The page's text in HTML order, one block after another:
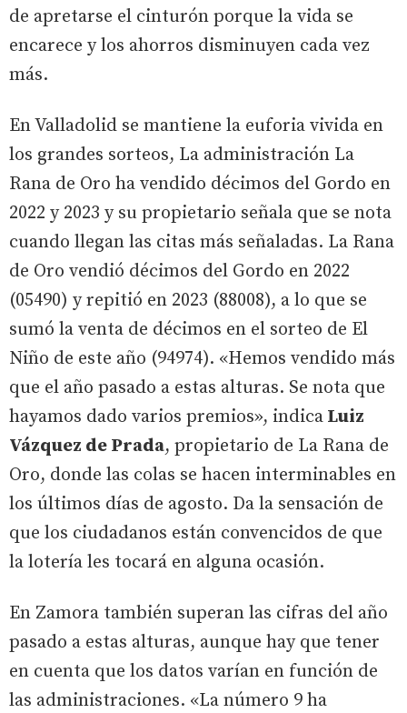
de apretarse el cinturón porque la vida se
encarece y los ahorros disminuyen cada vez
más.
En Valladolid se mantiene la euforia vivida en
los grandes sorteos, La administración La
Rana de Oro ha vendido décimos del Gordo en
2022 y 2023 y su propietario señala que se nota
cuando llegan las citas más señaladas. La Rana
de Oro vendió décimos del Gordo en 2022
(05490) y repitió en 2023 (88008), a lo que se
sumó la venta de décimos en el sorteo de El
Niño de este año (94974). «Hemos vendido más
que el año pasado a estas alturas. Se nota que
hayamos dado varios premios», indica Luiz
Vázquez de Prada, propietario de La Rana de
Oro, donde las colas se hacen interminables en
los últimos días de agosto. Da la sensación de
que los ciudadanos están convencidos de que
la lotería les tocará en alguna ocasión.
En Zamora también superan las cifras del año
pasado a estas alturas, aunque hay que tener
en cuenta que los datos varían en función de
las administraciones. «La número 9 ha